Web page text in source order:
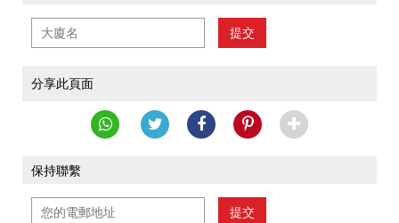
提交
分享此頁面
保持聯繫
提交